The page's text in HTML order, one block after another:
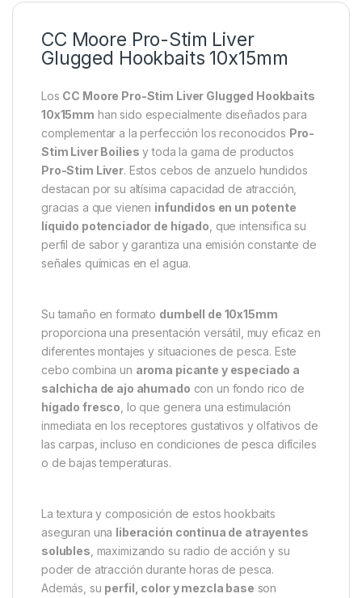
CC Moore Pro-Stim Liver
Glugged Hookbaits 10x15mm
Los CC Moore Pro-Stim Liver Glugged Hookbaits
10x15mm han sido especialmente diseñados para
complementar a la perfección los reconocidos Pro-
Stim Liver Boilies y toda la gama de productos
Pro-Stim Liver. Estos cebos de anzuelo hundidos
destacan por su altísima capacidad de atracción,
gracias a que vienen infundidos en un potente
líquido potenciador de hígado , que intensifica su
perfil de sabor y garantiza una emisión constante de
señales químicas en el agua.
Su tamaño en formato dumbell de 10x15mm
proporciona una presentación versátil, muy eficaz en
diferentes montajes y situaciones de pesca. Este
cebo combina un aroma picante y especiado a
salchicha de ajo ahumado con un fondo rico de
hígado fresco , lo que genera una estimulación
inmediata en los receptores gustativos y olfativos de
las carpas, incluso en condiciones de pesca difíciles
o de bajas temperaturas.
La textura y composición de estos hookbaits
aseguran una liberación continua de atrayentes
solubles , maximizando su radio de acción y su
poder de atracción durante horas de pesca.
Además, su perfil, color y mezcla base son